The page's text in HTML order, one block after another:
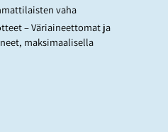
vaha
– Väriaineettomat ja
maksimaalisella